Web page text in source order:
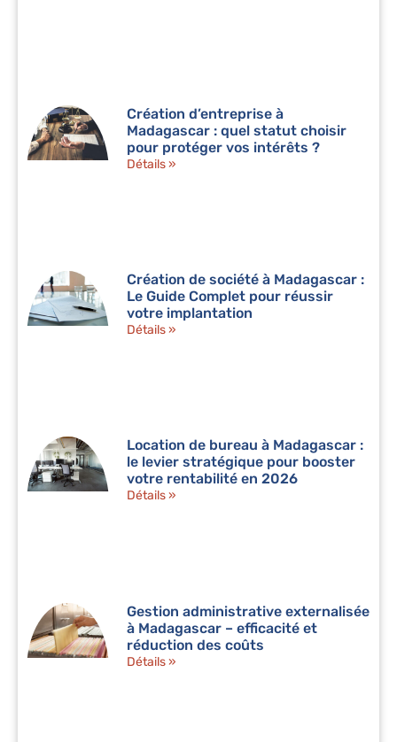
Création d’entreprise à
Madagascar : quel statut choisir
pour protéger vos intérêts ?
Détails »
Création de société à Madagascar :
Le Guide Complet pour réussir
votre implantation
Détails »
Location de bureau à Madagascar :
le levier stratégique pour booster
votre rentabilité en 2026
Détails »
Gestion administrative externalisée
à Madagascar – efficacité et
réduction des coûts
Détails »